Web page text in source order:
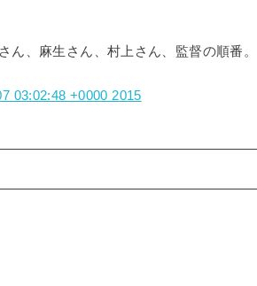
、麻生さん、村上さん、監督の順番。
03:02:48 +0000 2015